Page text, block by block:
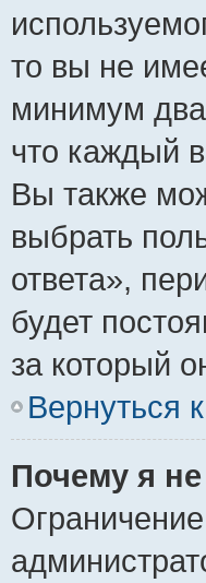
то вы не
минимум два
что каждый
Вы также
выбрать
ответа»,
будет
за который
Вернуться
Почему я